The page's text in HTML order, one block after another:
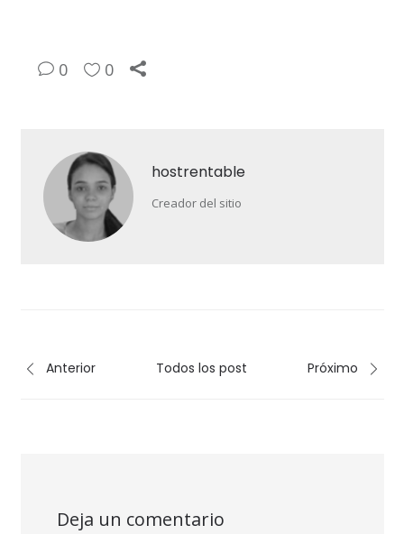
0 0
hostrentable
Creador del sitio
Anterior Todos los post Próximo
Deja un comentario